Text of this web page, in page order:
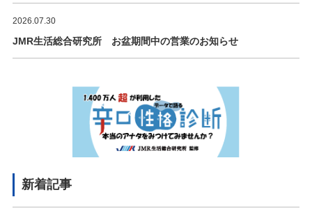
2026.07.30
JMR生活総合研究所 お盆期間中の営業のお知らせ
新着記事